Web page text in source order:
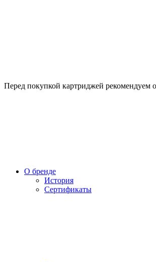
Перед покупкой картриджей
О бренде
История
Сертификаты